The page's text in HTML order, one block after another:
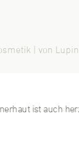
| von
ist auch